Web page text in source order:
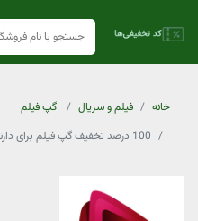
خانه فیلم و سریال
گپ فیلم
100 درصد تخفیف گپ فیلم برای دارندگان شاتل موبایل